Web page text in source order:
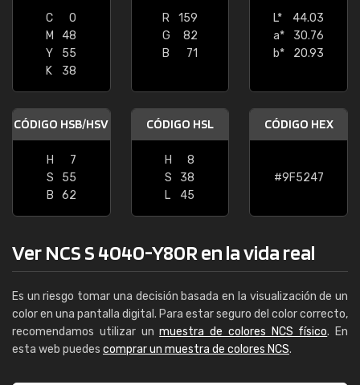
C
0
M
48
Y
55
K
38
R
159
G
82
B
71
L*
44.03
a*
30.76
b*
20.93
CÓDIGO HSB/HSV
H
7
S
55
B
62
CÓDIGO HSL
H
8
S
38
L
45
CÓDIGO HEX
#9F5247
Ver NCS S 4040-Y80R en la vida real
Es un riesgo tomar una decisión basada en la visualización de un
color en una pantalla digital. Para estar seguro del color correcto,
recomendamos utilizar unmuestra de colores NCS físico. En
esta web puedes comprar un muestra de colores NCS.